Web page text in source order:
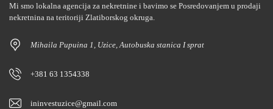
Mi smo lokalna agencija za nekretnine i bavimo se Posredovanjem u prodaji
nekretnina na teritoriji Zlatiborskog okruga.
Mihaila Pupuina 1, Uzice, Autobuska stanica I sprat
+381 63 1354338
ininvestuzice@gmail.com